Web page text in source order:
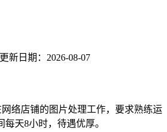
新日期：2026-08-07
络店铺的图片处理工作，要求熟练运
每天8小时，待遇优厚。